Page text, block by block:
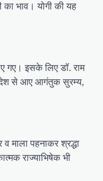
भाव। योगी की यह
गए। इसके लिए डॉ. राम
से आए आगंतुक सुरम्य,
माला पहनाकर श्रद्धा
राज्याभिषेक भी